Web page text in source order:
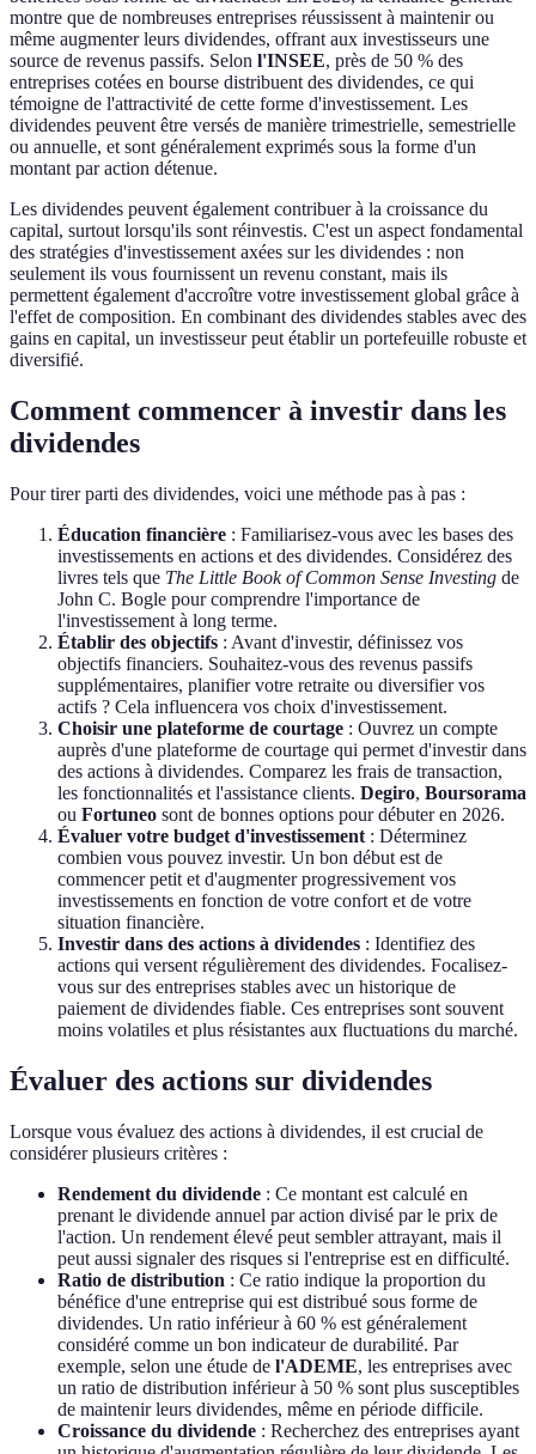
montre que de nombreuses entreprises réussissent à maintenir ou
même augmenter leurs dividendes, offrant aux investisseurs une
source de revenus passifs. Selon l'INSEE, près de 50 % des
entreprises cotées en bourse distribuent des dividendes, ce qui
témoigne de l'attractivité de cette forme d'investissement. Les
dividendes peuvent être versés de manière trimestrielle, semestrielle
ou annuelle, et sont généralement exprimés sous la forme d'un
montant par action détenue.
Les dividendes peuvent également contribuer à la croissance du
capital, surtout lorsqu'ils sont réinvestis. C'est un aspect fondamental
des stratégies d'investissement axées sur les dividendes : non
seulement ils vous fournissent un revenu constant, mais ils
permettent également d'accroître votre investissement global grâce à
l'effet de composition. En combinant des dividendes stables avec des
gains en capital, un investisseur peut établir un portefeuille robuste et
diversifié.
Comment commencer à investir dans les
dividendes
Pour tirer parti des dividendes, voici une méthode pas à pas :
Éducation financière : Familiarisez-vous avec les bases des
investissements en actions et des dividendes. Considérez des
livres tels que The Little Book of Common Sense Investing de
John C. Bogle pour comprendre l'importance de
l'investissement à long terme.
Établir des objectifs : Avant d'investir, définissez vos
objectifs financiers. Souhaitez-vous des revenus passifs
supplémentaires, planifier votre retraite ou diversifier vos
actifs ? Cela influencera vos choix d'investissement.
Choisir une plateforme de courtage : Ouvrez un compte
auprès d'une plateforme de courtage qui permet d'investir dans
des actions à dividendes. Comparez les frais de transaction,
les fonctionnalités et l'assistance clients. Degiro, Boursorama
ou Fortuneo sont de bonnes options pour débuter en 2026.
Évaluer votre budget d'investissement : Déterminez
combien vous pouvez investir. Un bon début est de
commencer petit et d'augmenter progressivement vos
investissements en fonction de votre confort et de votre
situation financière.
Investir dans des actions à dividendes : Identifiez des
actions qui versent régulièrement des dividendes. Focalisez-
vous sur des entreprises stables avec un historique de
paiement de dividendes fiable. Ces entreprises sont souvent
moins volatiles et plus résistantes aux fluctuations du marché.
Évaluer des actions sur dividendes
Lorsque vous évaluez des actions à dividendes, il est crucial de
considérer plusieurs critères :
Rendement du dividende : Ce montant est calculé en
prenant le dividende annuel par action divisé par le prix de
l'action. Un rendement élevé peut sembler attrayant, mais il
peut aussi signaler des risques si l'entreprise est en difficulté.
Ratio de distribution : Ce ratio indique la proportion du
bénéfice d'une entreprise qui est distribué sous forme de
dividendes. Un ratio inférieur à 60 % est généralement
considéré comme un bon indicateur de durabilité. Par
exemple, selon une étude de l'ADEME, les entreprises avec
un ratio de distribution inférieur à 50 % sont plus susceptibles
de maintenir leurs dividendes, même en période difficile.
Croissance du dividende : Recherchez des entreprises ayant